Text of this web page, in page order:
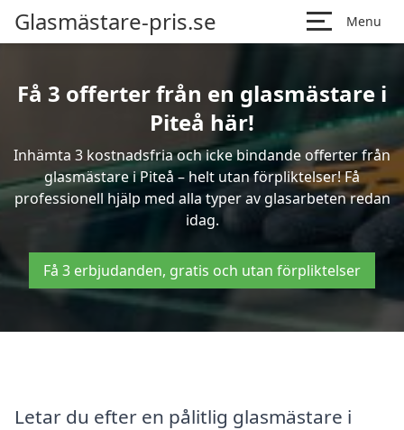
Glasmästare-pris.se Menu
Få 3 offerter från en glasmästare i
Piteå här!
Inhämta 3 kostnadsfria och icke bindande offerter från
glasmästare i Piteå – helt utan förpliktelser! Få
professionell hjälp med alla typer av glasarbeten redan
idag.
Få 3 erbjudanden, gratis och utan förpliktelser
Letar du efter en pålitlig glasmästare i